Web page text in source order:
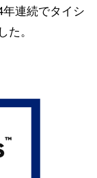
連続でタイシ
。